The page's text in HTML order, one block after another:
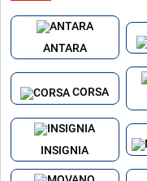
ANTARA
CORSA
INSIGNIA